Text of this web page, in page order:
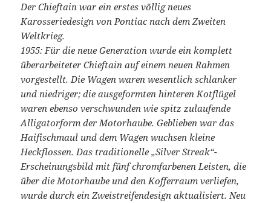
Der Chieftain war ein erstes völlig neues
Karosseriedesign von Pontiac nach dem Zweiten
Weltkrieg.
1955: Für die neue Generation wurde ein komplett
überarbeiteter Chieftain auf einem neuen Rahmen
vorgestellt. Die Wagen waren wesentlich schlanker
und niedriger; die ausgeformten hinteren Kotflügel
waren ebenso verschwunden wie spitz zulaufende
Alligatorform der Motorhaube. Geblieben war das
Haifischmaul und dem Wagen wuchsen kleine
Heckflossen. Das traditionelle „Silver Streak“-
Erscheinungsbild mit fünf chromfarbenen Leisten, die
über die Motorhaube und den Kofferraum verliefen,
wurde durch ein Zweistreifendesign aktualisiert. Neu